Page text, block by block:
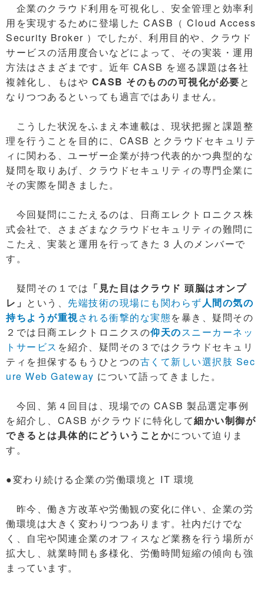
企業のクラウド利用を可視化し、安全管理と効率利
用を実現するために登場した CASB（ Cloud Access
Security Broker ）でしたが、利用目的や、クラウド
サービスの活用度合いなどによって、その実装・運用
方法はさまざまです。近年 CASB を巡る課題は各社
複雑化し、もはや CASB そのものの可視化が必要と
なりつつあるといっても過言ではありません。
こうした状況をふまえ本連載は、現状把握と課題整
理を行うことを目的に、CASB とクラウドセキュリテ
ィに関わる、ユーザー企業が持つ代表的かつ典型的な
疑問を取りあげ、クラウドセキュリティの専門企業に
その実際を聞きました。
今回疑問にこたえるのは、日商エレクトロニクス株
式会社で、さまざまなクラウドセキュリティの難問に
こたえ、実装と運用を行ってきた 3 人のメンバーで
す。
疑問その１では 「見た目はクラウド 頭脳はオンプ
レ」 という、 先端技術の現場にも関わらず 人間の気の
持ちようが重視される衝撃的な実態を暴き、疑問その
２では日商エレクトロニクスの仰天のスニーカーネッ
トサービス を紹介、疑問その３ではクラウドセキュリ
ティを担保するもうひとつの古くて新しい選択肢 Sec
ure Web Gateway について語ってきました。
今回、第４回目は、現場での CASB 製品選定事例
を紹介し、CASB がクラウドに特化して細かい制御が
できるとは具体的にどういうことかについて迫りま
す。
●変わり続ける企業の労働環境と IT 環境
昨今、働き方改革や労働観の変化に伴い、企業の労
働環境は大きく変わりつつあります。社内だけでな
く、自宅や関連企業のオフィスなど業務を行う場所が
拡大し、就業時間も多様化、労働時間短縮の傾向も強
まっています。